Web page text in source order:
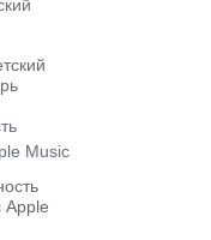
Apple